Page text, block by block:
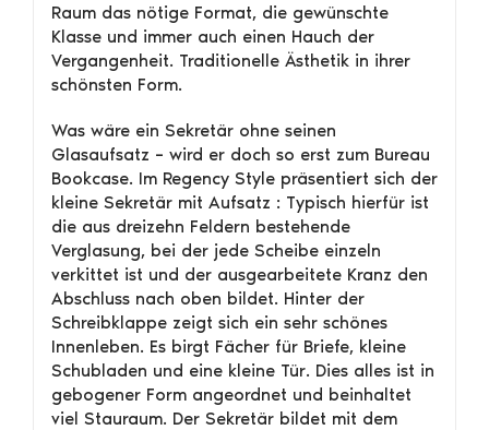
Raum das nötige Format, die gewünschte
Klasse und immer auch einen Hauch der
Vergangenheit. Traditionelle Ästhetik in ihrer
schönsten Form.
Was wäre ein Sekretär ohne seinen
Glasaufsatz – wird er doch so erst zum Bureau
Bookcase. Im Regency Style präsentiert sich der
kleine Sekretär mit Aufsatz : Typisch hierfür ist
die aus dreizehn Feldern bestehende
Verglasung, bei der jede Scheibe einzeln
verkittet ist und der ausgearbeitete Kranz den
Abschluss nach oben bildet. Hinter der
Schreibklappe zeigt sich ein sehr schönes
Innenleben. Es birgt Fächer für Briefe, kleine
Schubladen und eine kleine Tür. Dies alles ist in
gebogener Form angeordnet und beinhaltet
viel Stauraum. Der Sekretär bildet mit dem